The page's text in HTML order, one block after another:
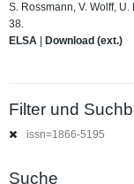
S. Rossmann, V. Wolff,
38.
ELSA | Download (ext.)
Filter und
issn=1866-5195
Suche